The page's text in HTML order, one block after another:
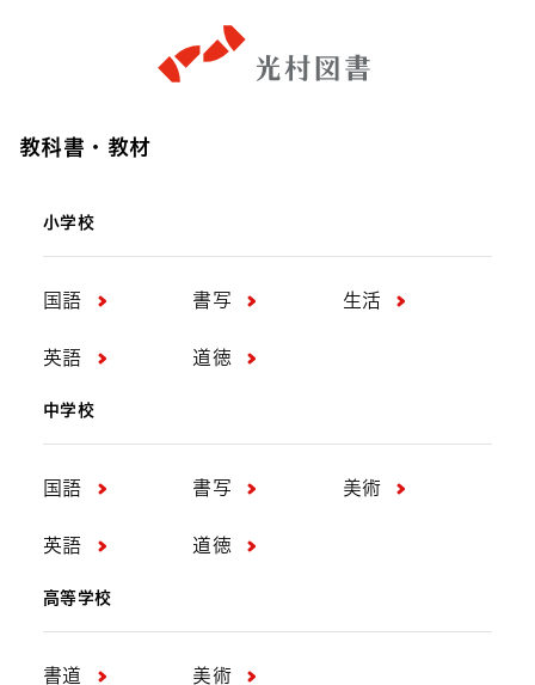
教科書・教材
小学校
国語 書写 生活
英語 道徳
中学校
国語 書写 美術
英語 道徳
高等学校
書道 美術